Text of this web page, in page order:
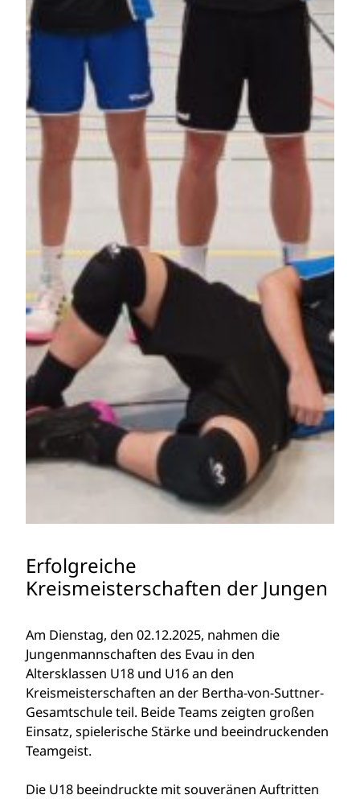
Erfolgreiche
Kreismeisterschaften der Jungen
Am Dienstag, den 02.12.2025, nahmen die
Jungenmannschaften des Evau in den
Altersklassen U18 und U16 an den
Kreismeisterschaften an der Bertha-von-Suttner-
Gesamtschule teil. Beide Teams zeigten großen
Einsatz, spielerische Stärke und beeindruckenden
Teamgeist.
Die U18 beeindruckte mit souveränen Auftritten